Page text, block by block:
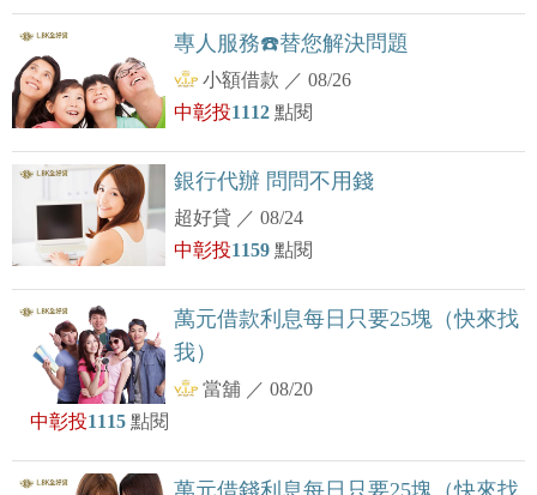
專人服務☎️替您解決問題
小額借款 ／08/26
中彰投1112點閱
銀行代辦 問問不用錢
超好貸 ／08/24
中彰投1159點閱
萬元借款利息每日只要25塊（快來找
我）
當舖 ／08/20
中彰投1115 點閱